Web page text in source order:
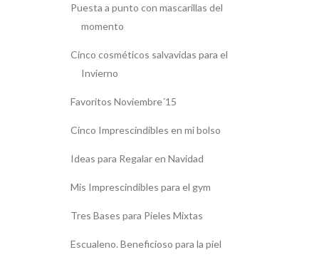
Puesta a punto con mascarillas del
momento
Cinco cosméticos salvavidas para el
Invierno
Favoritos Noviembre´15
Cinco Imprescindibles en mi bolso
Ideas para Regalar en Navidad
Mis Imprescindibles para el gym
Tres Bases para Pieles Mixtas
Escualeno. Beneficioso para la piel